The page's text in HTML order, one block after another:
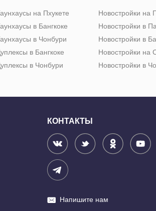
на Пхукете
в Бангкоке
в Чонбури
в Бангкоке
в Чонбури
Новостройки на
Новостройки в
Новостройки в
Новостройки на
Новостройки в
КОНТАКТЫ
Напишите нам